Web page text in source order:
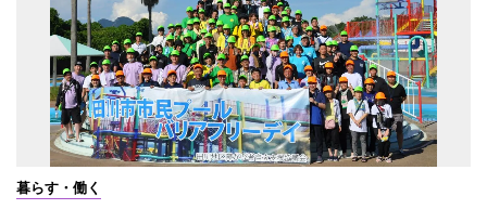
暮らす・働く